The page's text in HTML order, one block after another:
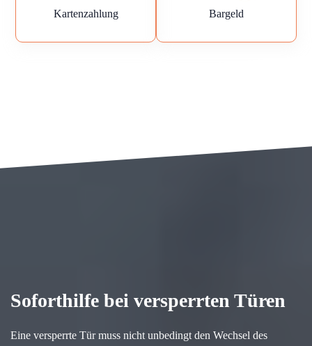
Kartenzahlung Bargeld
Soforthilfe bei versperrten Türen
Eine versperrte Tür muss nicht unbedingt den Wechsel des